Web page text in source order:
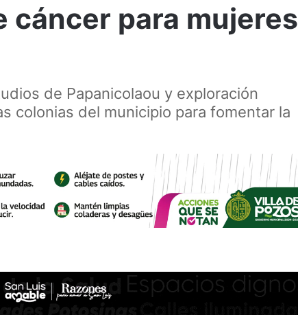
cáncer para mujeres
de Papanicolaou y exploración
colonias del municipio para fomentar la